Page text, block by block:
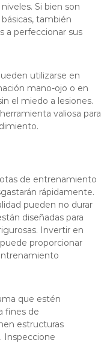
Si bien son
también
a perfeccionar sus
utilizarse en
mano-ojo o en
el miedo a lesiones.
valiosa para
de entrenamiento
rápidamente.
pueden no durar
diseñadas para
Invertir en
proporcionar
que estén
fines de
estructuras
Inspeccione